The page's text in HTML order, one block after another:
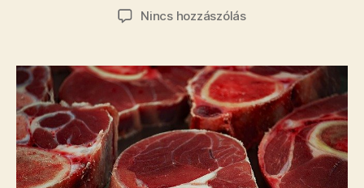
szerzője
dátuma
Nincs hozzászólása(z)
szükségünk,
ha
disznót
szeretnénk
vágni?
bejegyzéshez